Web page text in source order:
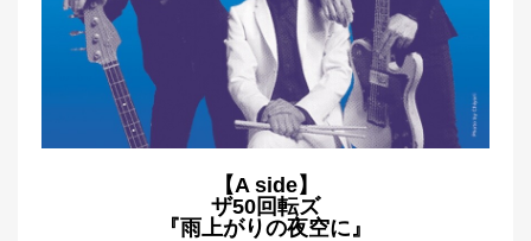
【A side】
ザ50回転ズ
『雨上がりの夜空に』